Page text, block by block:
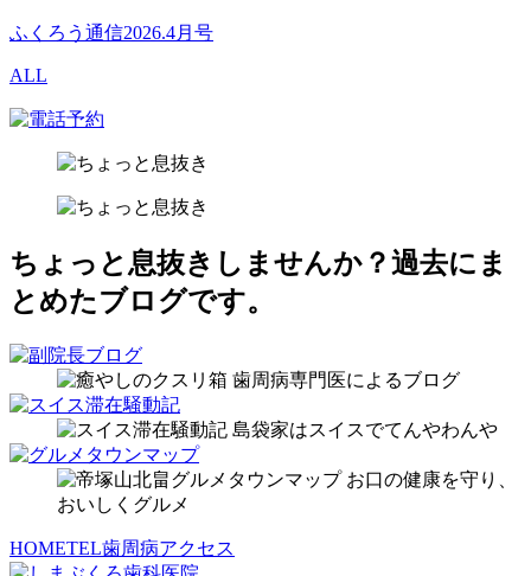
ふくろう通信2026.4月号
ALL
ちょっと息抜きしませんか？過去にま
とめたブログです。
HOMETEL歯周病アクセス